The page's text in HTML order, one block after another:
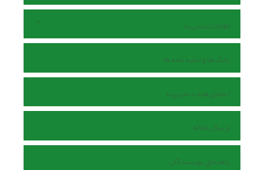
اطلاعات نشریه
بانک ها و نمایه نامه ها
اعضای هیات تحریریه
ارسال مقاله
راهنمای نویسندگان